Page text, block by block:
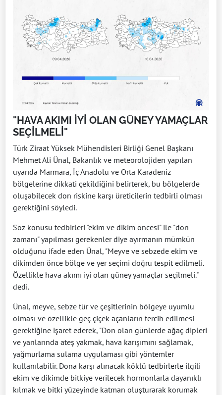
"HAVA AKIMI İYİ OLAN GÜNEY YAMAÇLAR
SEÇİLMELİ"
Türk Ziraat Yüksek Mühendisleri Birliği Genel Başkanı
Mehmet Ali Ünal, Bakanlık ve meteorolojiden yapılan
uyarıda Marmara, İç Anadolu ve Orta Karadeniz
bölgelerine dikkati çekildiğini belirterek, bu bölgelerde
oluşabilecek don riskine karşı üreticilerin tedbirli olması
gerektiğini söyledi.
Söz konusu tedbirleri "ekim ve dikim öncesi" ile "don
zamanı" yapılması gerekenler diye ayırmanın mümkün
olduğunu ifade eden Ünal, "Meyve ve sebzede ekim ve
dikimden önce bölge ve yer seçimi doğru tespit edilmeli.
Özellikle hava akımı iyi olan güney yamaçlar seçilmeli."
dedi.
Ünal, meyve, sebze tür ve çeşitlerinin bölgeye uyumlu
olması ve özellikle geç çiçek açanların tercih edilmesi
gerektiğine işaret ederek, "Don olan günlerde ağaç dipleri
ve yanlarında ateş yakmak, hava karışımını sağlamak,
yağmurlama sulama uygulaması gibi yöntemler
kullanılabilir. Dona karşı alınacak köklü tedbirlerle ilgili
ekim ve dikimde bitkiye verilecek hormonlarla dayanıklı
kılmak ve bitki yüzeyinde katman oluşturarak korumak